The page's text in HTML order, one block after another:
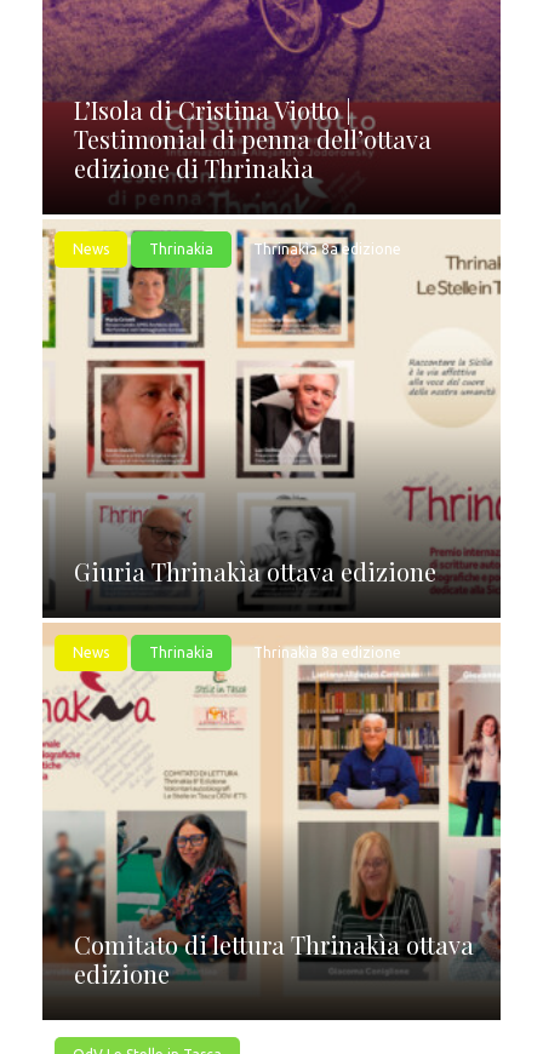
L’Isola di Cristina Viotto |
Testimonial di penna dell’ottava
edizione di Thrinakìa
News Thrinakia Thrinakìa 8a edizione
Giuria Thrinakìa ottava edizione
News Thrinakia Thrinakìa 8a edizione
Comitato di lettura Thrinakìa ottava
edizione